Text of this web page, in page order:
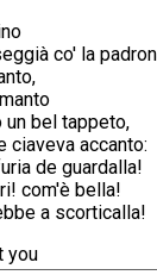
co' la
bel tappeto,
ciaveva accanto:
de guardalla!
com'è bella!
a scorticalla!
you